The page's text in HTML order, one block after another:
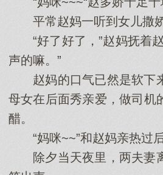
平常赵妈一听到女儿撒娇
“好了好了，”赵妈抚着赵
声的嘛。”
赵妈的口气已然是软下来
母女在后面秀亲爱，做司机
醋。
“妈咪~~”和赵妈亲热过后
除夕当天夜里，两夫妻离